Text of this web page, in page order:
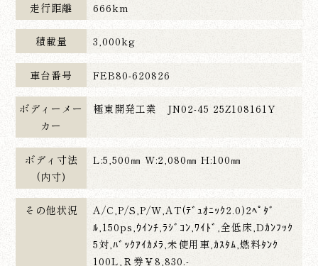
走行距離 666km
積載量 3,000kg
車台番号 FEB80-620826
ボディーメー
カー
極東開発工業 JN02-45 25Z108161Y
ボディ寸法
(内寸)
L:5,500㎜ W:2,080㎜ H:100㎜
その他状況
A/C,P/S,P/W,AT(ﾃﾞｭｵﾆｯｸ2.0)2ﾍﾟﾀﾞ
ﾙ,150ps,ｳｲﾝﾁ,ﾗｼﾞｺﾝ,ﾜｲﾄﾞ,全低床,Dｶﾝﾌｯｸ
5対,ﾊﾞｯｸｱｲｶﾒﾗ,未使用車,ｶｽﾀﾑ,燃料ﾀﾝｸ
100L,Ｒ券￥8,830.-